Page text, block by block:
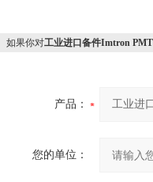
如果你对工业进口备件Imtron
产品：
您的单位：